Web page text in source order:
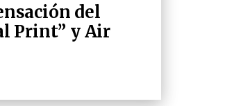
del
Print” y Air